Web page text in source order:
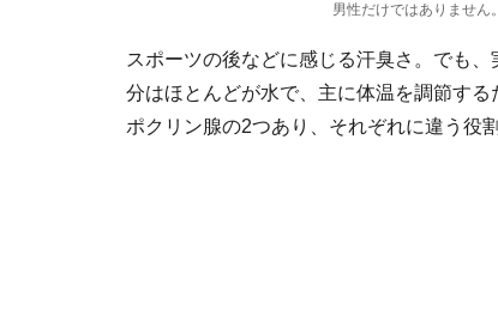
男性だけではありません
スポーツの後などに感じる汗臭さ。でも
分はほとんどが水で、主に体温を調節す
ポクリン腺の2つあり、それぞれに違う役